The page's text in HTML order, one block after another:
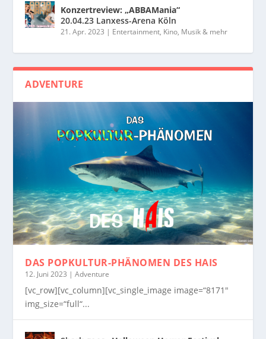
Konzertreview: „ABBAMania“
20.04.23 Lanxess-Arena Köln
21. Apr. 2023 | Entertainment, Kino, Musik & mehr
ADVENTURE
DAS POPKULTUR-PHÄNOMEN DES HAIS
12. Juni 2023 |Adventure
[vc_row][vc_column][vc_single_image image=“8171″
img_size=“full“...